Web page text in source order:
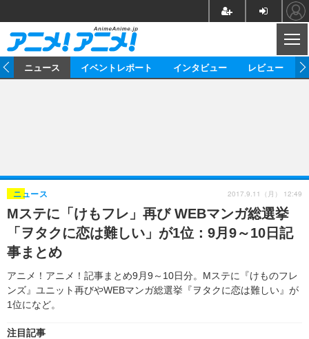
ゲーム グッズ
イベント 海外
海外イベント ビジネス
俳優・タレント アーティスト
ビジネス
アニメ 実写
書評 イベント
ゲーム 座談会
動画
アニメ！アニメ！TV ABEMA Cafe
連載・コラム
ニュース イベントレポート インタビュー レビュー
Mステに「けもフレ」再び WEBマンガ総選挙
「ヲタクに恋は難しい」が1位：9月9～10日記
事まとめ
アニメ！アニメ！記事まとめ9月9～10日分。Mステに『けものフレ
ンズ』ユニット再びやWEBマンガ総選挙『ヲタクに恋は難しい』が
1位になど。
ニュース
注目記事
2017.9.11（月） 12:49